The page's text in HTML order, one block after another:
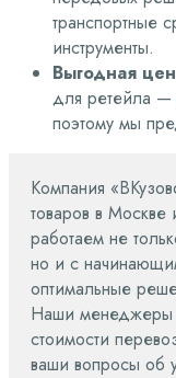
транспортные
инструменты.
Выгодная
для ретейла —
поэтому мы
Компания
товаров в
работаем не
но и с
оптимальные
Наши менеджеры
стоимости
ваши вопросы об